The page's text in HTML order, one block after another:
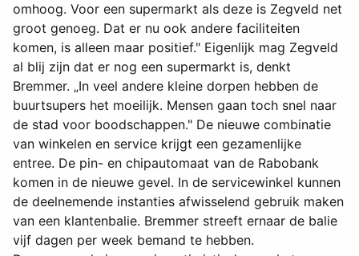
omhoog. Voor een supermarkt als deze is Zegveld net
groot genoeg. Dat er nu ook andere faciliteiten
komen, is alleen maar positief." Eigenlijk mag Zegveld
al blij zijn dat er nog een supermarkt is, denkt
Bremmer. „In veel andere kleine dorpen hebben de
buurtsupers het moeilijk. Mensen gaan toch snel naar
de stad voor boodschappen." De nieuwe combinatie
van winkelen en service krijgt een gezamenlijke
entree. De pin- en chipautomaat van de Rabobank
komen in de nieuwe gevel. In de servicewinkel kunnen
de deelnemende instanties afwisselend gebruik maken
van een klantenbalie. Bremmer streeft ernaar de balie
vijf dagen per week bemand te hebben.